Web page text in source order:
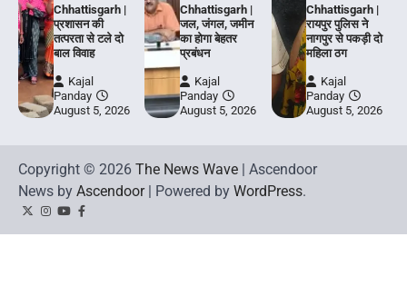
Chhattisgarh |
प्रशासन की
तत्परता से टले दो
बाल विवाह
Kajal
Panday
August 5, 2026
Chhattisgarh |
जल, जंगल, जमीन
का होगा बेहतर
प्रबंधन
Kajal
Panday
August 5, 2026
Chhattisgarh |
रायपुर पुलिस ने
नागपुर से पकड़ी दो
महिला ठग
Kajal
Panday
August 5, 2026
Copyright © 2026 The News Wave | Ascendoor
News by Ascendoor| Powered by WordPress.
TwitterInstagram
YouTubeFacebook